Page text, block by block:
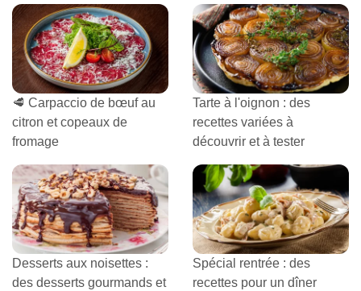
🥩 Carpaccio de bœuf au
citron et copeaux de
fromage
Tarte à l'oignon : des
recettes variées à
découvrir et à tester
Desserts aux noisettes :
des desserts gourmands et
Spécial rentrée : des
recettes pour un dîner